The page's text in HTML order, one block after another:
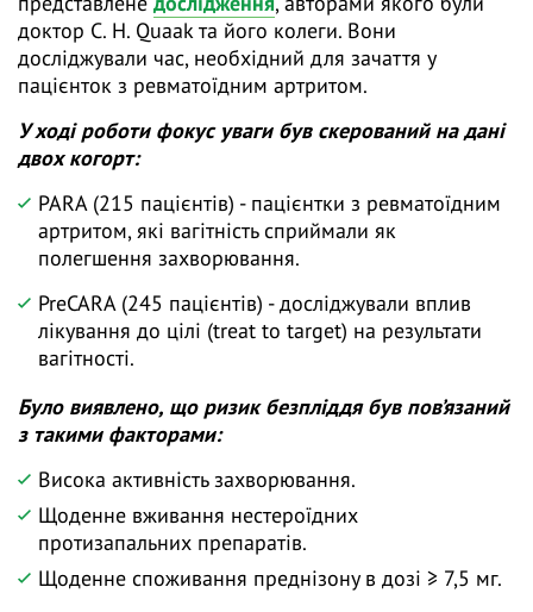
доктор C. H. Quaak та його колеги. Вони
досліджували час, необхідний для зачаття у
пацієнток з ревматоїдним артритом.
У ході роботи фокус уваги був скерований на дані
двох когорт:
PARA (215 пацієнтів) - пацієнтки з ревматоїдним
артритом, які вагітність сприймали як
полегшення захворювання.
PreCARA (245 пацієнтів) - досліджували вплив
лікування до цілі (treat to target) на результати
вагітності.
Було виявлено, що ризик безпліддя був пов’язаний
з такими факторами:
Висока активність захворювання.
Щоденне вживання нестероїдних
протизапальних препаратів.
Щоденне споживання преднізону в дозі ≥ 7,5 мг.